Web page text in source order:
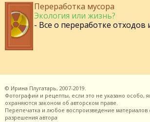
Переработка мусора
Экология или жизнь?
- Все о переработке отходов
© Ирина Плугатарь, 2007-2019.
Фотографии и рецепты, если это не указано особо,
охраняются законом об авторском праве.
Перепечатка и любое воспроизведение
разрешения автора